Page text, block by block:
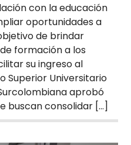
con la educación
oportunidades a
de brindar
formación a los
su ingreso al
Superior Universitario
aprobó
buscan consolidar […]